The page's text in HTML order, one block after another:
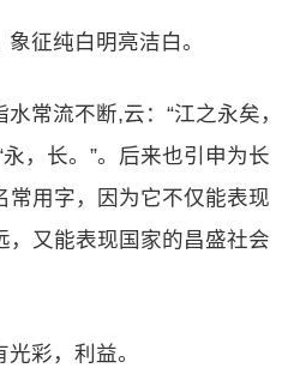
征纯白明亮洁白。
常流不断,云：“江之永矣，
，长。”。后来也引申为长
常用字，因为它不仅能表现
，又能表现国家的昌盛社会
彩，利益。